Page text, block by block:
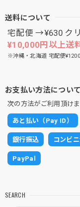
送料について
宅配便 →¥630 ク
¥10,000円以上送
※沖縄・北海道 宅配便¥1200
お支払い方法について
次の方法がご利用頂けま
あと払い（Pay ID）
銀行振込 コンビ
PayPal
SEARCH